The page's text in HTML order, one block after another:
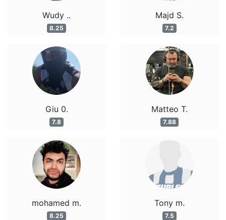
Wudy ..
8.25
Giu 0.
7.8
mohamed m.
8.25
Majd S.
7.2
Matteo T.
7.88
Tony m.
7.5